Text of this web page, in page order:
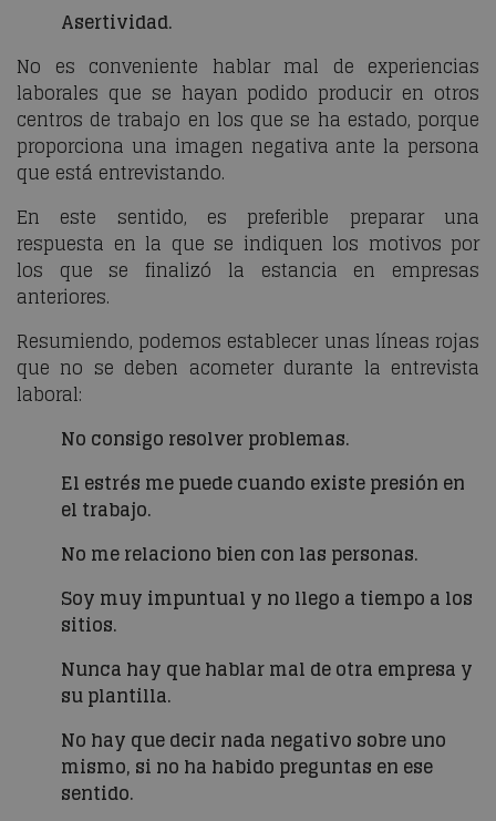
Asertividad.
No es conveniente hablar mal de experiencias
laborales que se hayan podido producir en otros
centros de trabajo en los que se ha estado, porque
proporciona una imagen negativa ante la persona
que está entrevistando.
En este sentido, es preferible preparar una
respuesta en la que se indiquen los motivos por
los que se finalizó la estancia en empresas
anteriores.
Resumiendo, podemos establecer unas líneas rojas
que no se deben acometer durante la entrevista
laboral:
No consigo resolver problemas.
El estrés me puede cuando existe presión en
el trabajo.
No me relaciono bien con las personas.
Soy muy impuntual y no llego a tiempo a los
sitios.
Nunca hay que hablar mal de otra empresa y
su plantilla.
No hay que decir nada negativo sobre uno
mismo, si no ha habido preguntas en ese
sentido.